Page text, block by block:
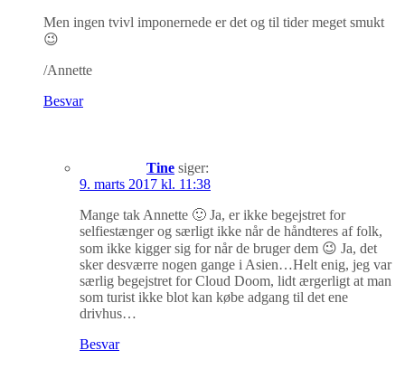
Men ingen tvivl imponernede er det og til tider meget smukt
😉
/Annette
Besvar
Tine siger:
9. marts 2017 kl. 11:38
Mange tak Annette 🙂 Ja, er ikke begejstret for
selfiestænger og særligt ikke når de håndteres af folk,
som ikke kigger sig for når de bruger dem 😉 Ja, det
sker desværre nogen gange i Asien…Helt enig, jeg var
særlig begejstret for Cloud Doom, lidt ærgerligt at man
som turist ikke blot kan købe adgang til det ene
drivhus…
Besvar